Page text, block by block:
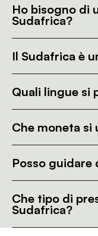
Ho bisogno di
Sudafrica?
Il Sudafrica è
Quali lingue si
Che moneta si
Posso guidare
Che tipo di
Sudafrica?